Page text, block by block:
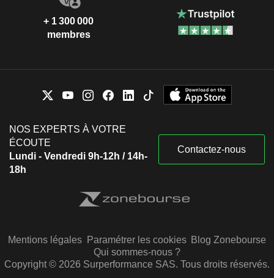
+ 1 300 000
membres
NOS EXPERTS À VOTRE
ÉCOUTE
Lundi - Vendredi 9h-12h / 14h-
18h
Contactez-nous
Mentions légales Paramétrer les cookies Blog Zonebourse
Qui sommes-nous ?
Copyright © 2026 Surperformance SAS. Tous droits réservés.